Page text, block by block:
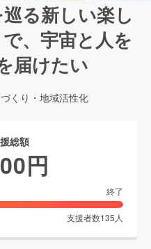
る新しい楽し
、宇宙と人を
届けたい
くり・地域活性化
総額
円
終了
支援者数135 人